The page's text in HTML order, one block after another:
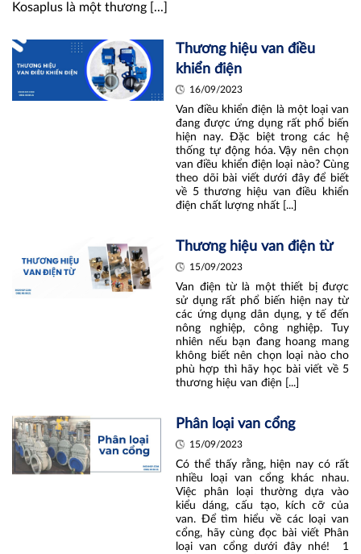
Kosaplus là một thương [...]
Thương hiệu van điều
khiển điện
16/09/2023
Van điều khiển điện là một loại van
đang được ứng dụng rất phổ biến
hiện nay. Đặc biệt trong các hệ
thống tự động hóa. Vậy nên chọn
van điều khiển điện loại nào? Cùng
theo dõi bài viết dưới đây để biết
về 5 thương hiệu van điều khiển
điện chất lượng nhất [...]
Thương hiệu van điện từ
15/09/2023
Van điện từ là một thiết bị được
sử dụng rất phổ biến hiện nay từ
các ứng dụng dân dụng, y tế đến
nông nghiệp, công nghiệp. Tuy
nhiên nếu bạn đang hoang mang
không biết nên chọn loại nào cho
phù hợp thì hãy học bài viết về 5
thương hiệu van điện [...]
Phân loại van cổng
15/09/2023
Có thể thấy rằng, hiện nay có rất
nhiều loại van cổng khác nhau.
Việc phân loại thường dựa vào
kiểu dáng, cấu tạo, kích cỡ của
van. Để tìm hiểu về các loại van
cổng, hãy cùng đọc bài viết Phân
loại van cổng dưới đây nhé! 1